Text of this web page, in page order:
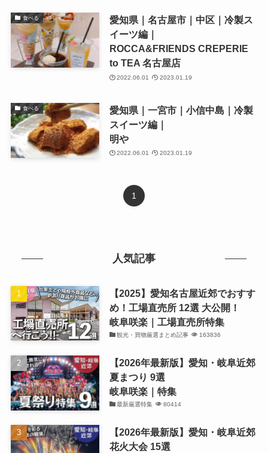
食べる
愛知県｜名古屋市｜中区｜冷製ス
イーツ編｜
ROCCA&FRIENDS CREPERIE
to TEA 名古屋店
2022.06.01 2023.01.19
食べる
愛知県｜一宮市｜小信中島｜冷製
スイーツ編｜
明や
2022.06.01 2023.01.19
1
人気記事
【2025】愛知名古屋近郊でおすす
め！工場直売所 12選 大公開！
岐阜咲楽｜工場直売所特集
観光・買物厳選まとめ記事 163836
【2026年最新版】愛知・岐阜近郊
夏まつり 9選
岐阜咲楽｜特集
最新厳選特集 80414
【2026年最新版】愛知・岐阜近郊
花火大会 15選